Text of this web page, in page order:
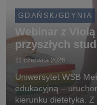
GDAŃSK/GDYNIA
Webinar z
przyszłych
11 czerwca 2026
Uniwersytet WSB
edukacyjną –
kierunku dietetyka.